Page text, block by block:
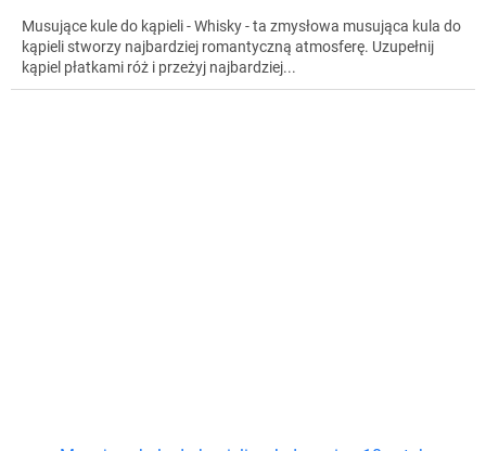
Musujące kule do kąpieli - Whisky - ta zmysłowa musująca kula do
kąpieli stworzy najbardziej romantyczną atmosferę. Uzupełnij
kąpiel płatkami róż i przeżyj najbardziej...